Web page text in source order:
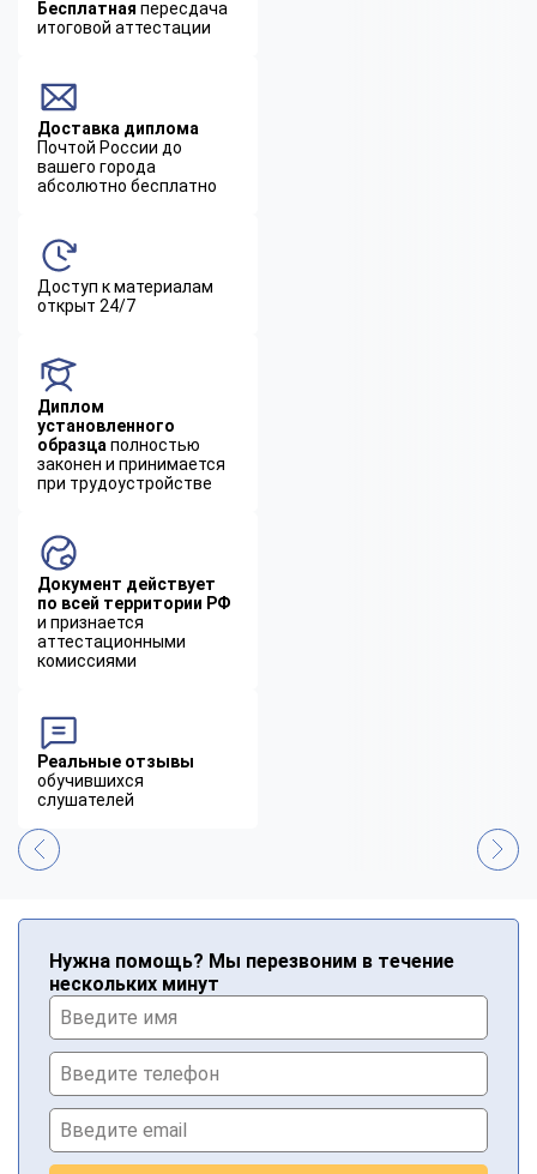
Бесплатная пересдача
итоговой аттестации
Доставка диплома
Почтой России до
вашего города
абсолютно бесплатно
Доступ к материалам
открыт 24/7
Диплом
установленного
образца полностью
законен и принимается
при трудоустройстве
Документ действует
по всей территории РФ
и признается
аттестационными
комиссиями
Реальные отзывы
обучившихся
слушателей
Нужна помощь? Мы перезвоним в течение
нескольких минут